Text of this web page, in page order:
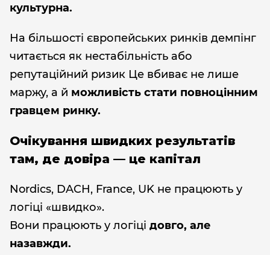
культурна.
На більшості європейських ринків демпінг
читається як нестабільність або
репутаційний ризик Це вбиває не лише
маржу, а й можливість стати повноцінним
гравцем ринку.
Очікування швидких результатів
там, де довіра — це капітал
Nordics, DACH, France, UK не працюють у
логіці «швидко».
Вони працюють у логіці довго, але
назавжди.